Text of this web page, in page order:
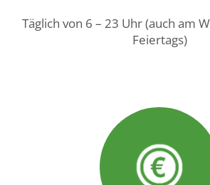
Täglich von 6 – 23 Uhr (auch am
Feiertags)